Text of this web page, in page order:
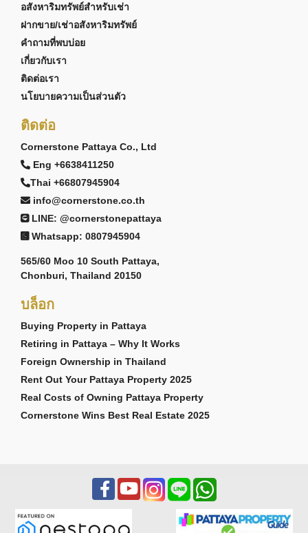
อสังหาริมทรัพย์สำหรับเช่า
ฝากขาย/เช่าอสังหาริมทรัพย์
คำถามที่พบบ่อย
เกี่ยวกับเรา
ติดต่อเรา
นโยบายความเป็นส่วนตัว
ติดต่อ
Cornerstone Pattaya Co., Ltd
Eng +6638411250
Thai +66807945904
info@cornerstone.co.th
LINE: @cornerstonepattaya
Whatsapp: 0807945904
565/60 Moo 10 South Pattaya,
Chonburi, Thailand 20150
บล็อก
Buying Property in Pattaya
Retiring in Pattaya – Why It Works
Foreign Ownership in Thailand
Rent Out Your Pattaya Property 2025
Real Costs of Owning Pattaya Property
Cornerstone Wins Best Real Estate 2025